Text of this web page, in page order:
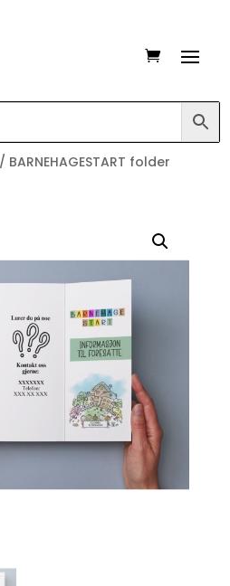
/ BARNEHAGESTART folder